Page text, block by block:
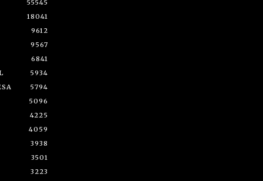
55545
18041
9612
9567
6841
5934
5794
5096
4225
4059
3938
3501
3223